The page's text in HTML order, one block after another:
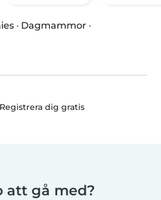
· Dagmammor ·
Registrera dig gratis
att gå med?